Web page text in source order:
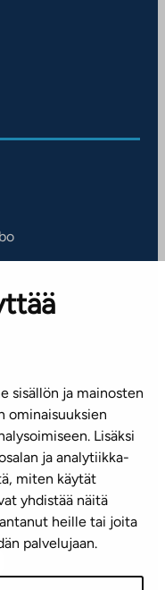
sisällön ja mainosten
ominaisuuksien
Lisäksi
ja analytiikka-
miten käytät
yhdistää näitä
heille tai joita
palvelujaan.